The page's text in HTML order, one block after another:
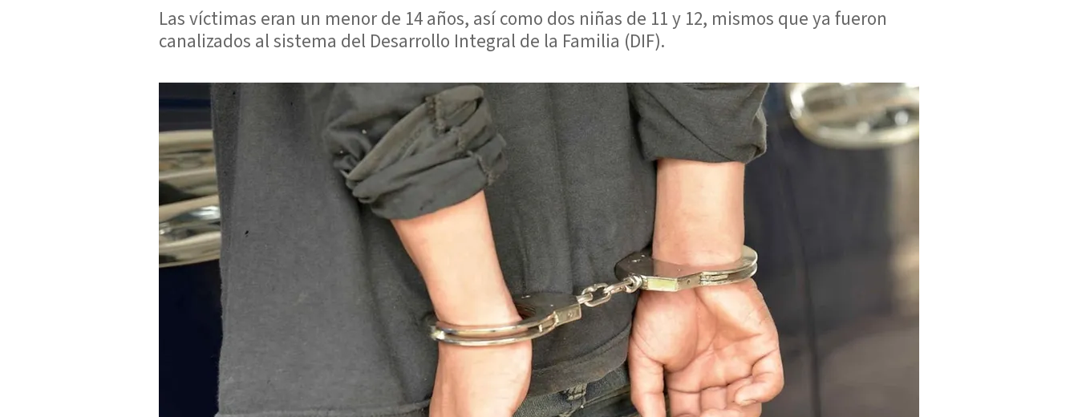
Las víctimas eran un menor de 14 años, así como dos niñas de 11 y 12, mismos que ya fueron
canalizados al sistema del Desarrollo Integral de la Familia (DIF).